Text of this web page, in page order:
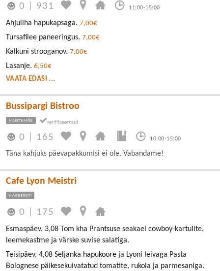
0 931 11:00-15:00
Ahjuliha hapukapsaga. 7,00€
Tursafilee paneeringus. 7,00€
Kalkuni strooganov. 7,00€
Lasanje. 6,50€
VAATA EDASI ...
Bussipargi Bistroo
MUSTAMÄE
0 165 10:00-15:00
Täna kahjuks päevapakkumisi ei ole. Vabandame!
Cafe Lyon Meistri
HAABERSTI
0 175
Esmaspäev, 3,08 Tom kha Prantsuse seakael cowboy-kartulite,
leemekastme ja värske suvise salatiga.
Teisipäev, 4,08 Seljanka hapukoore ja Lyoni leivaga Pasta
Bolognese päikesekuivatatud tomatite, rukola ja parmesaniga.